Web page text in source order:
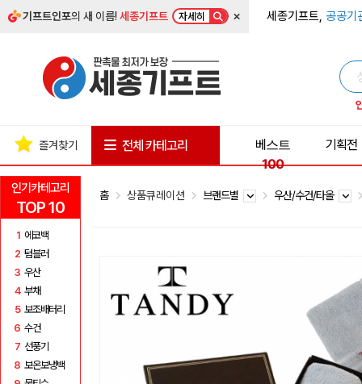
기프트인포의 새 이름!세종기프트 자세히 × 세종기프트, 공공기
인기카테고리
TOP 10
1 에코백
2 텀블러
3 우산
4 부채
5 보조배터리
6 수건
7 선풍기
8 보온보냉백
즐겨찾기 전체 카테고리
베스트
100
기획전
홈 상품큐레이션 브랜드별 우산/수건/타올